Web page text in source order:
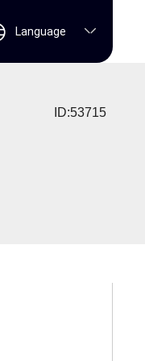
Language
ID:53715